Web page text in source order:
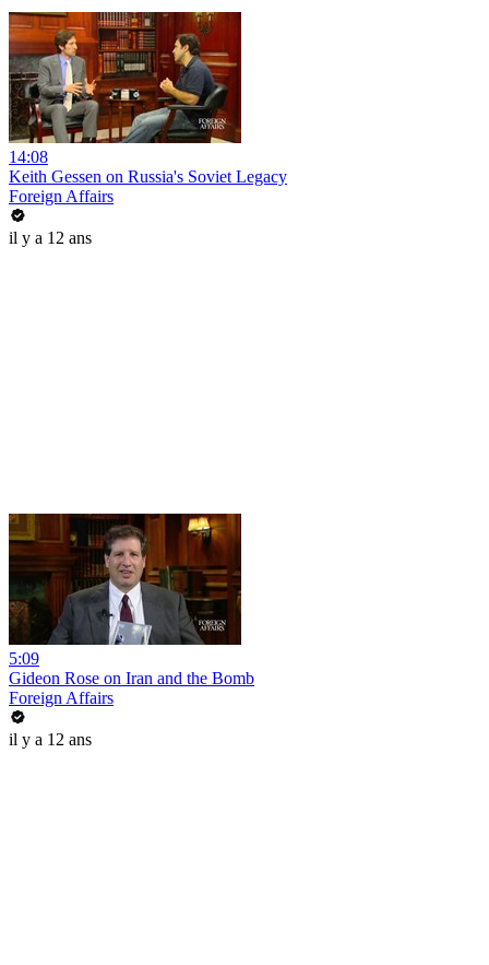
14:08
Keith Gessen on Russia's Soviet Legacy
Foreign Affairs
il y a 12 ans
5:09
Gideon Rose on Iran and the Bomb
Foreign Affairs
il y a 12 ans